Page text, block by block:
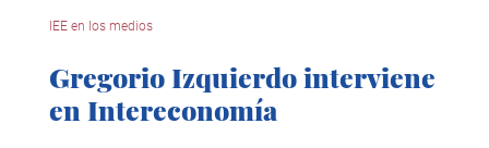
IEE en los medios
Gregorio Izquierdo interviene
en Intereconomía